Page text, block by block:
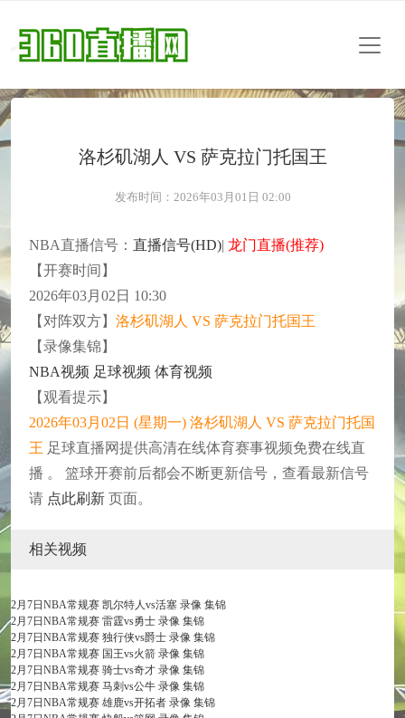
洛杉矶湖人 VS 萨克拉门托国王
发布时间：2026年03月01日 02:00
NBA直播信号： 直播信号(HD)| 龙门直播(推荐)
【开赛时间】
2026年03月02日 10:30
【对阵双方】 洛杉矶湖人 VS 萨克拉门托国王
【录像集锦】
NBA视频 足球视频 体育视频
【观看提示】
2026年03月02日 (星期一) 洛杉矶湖人 VS 萨克拉门托国
王 足球直播网提供高清在线体育赛事视频免费在线直
播 。 篮球开赛前后都会不断更新信号，查看最新信号
请 点此刷新 页面。
相关视频
2月7日NBA常规赛 凯尔特人vs活塞 录像 集锦
2月7日NBA常规赛 雷霆vs勇士 录像 集锦
2月7日NBA常规赛 独行侠vs爵士 录像 集锦
2月7日NBA常规赛 国王vs火箭 录像 集锦
2月7日NBA常规赛 骑士vs奇才 录像 集锦
2月7日NBA常规赛 马刺vs公牛 录像 集锦
2月7日NBA常规赛 雄鹿vs开拓者 录像 集锦